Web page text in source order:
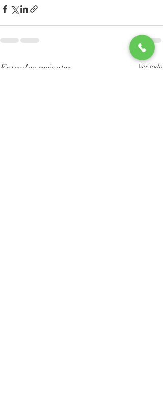
Entradas recientes Ver todo